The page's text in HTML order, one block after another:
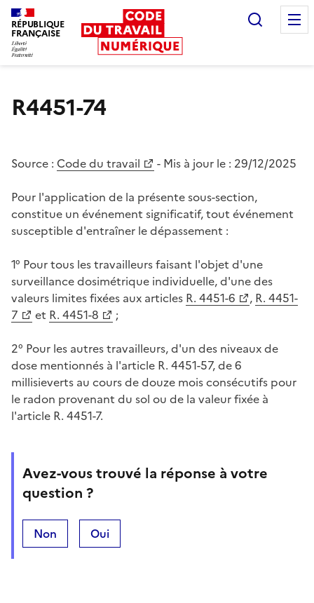
RÉPUBLIQUE
FRANÇAISE
R4451-74
Source : Code du travail - Mis à jour le : 29/12/2025
Pour l'application de la présente sous-section,
constitue un événement significatif, tout événement
susceptible d'entraîner le dépassement :
1° Pour tous les travailleurs faisant l'objet d'une
surveillance dosimétrique individuelle, d'une des
valeurs limites fixées aux articles R. 4451-6 , R. 4451-
7
et R. 4451-8
;
2° Pour les autres travailleurs, d'un des niveaux de
dose mentionnés à l'article R. 4451-57, de 6
millisieverts au cours de douze mois consécutifs pour
le radon provenant du sol ou de la valeur fixée à
l'article R. 4451-7.
Avez-vous trouvé la réponse à votre
question ?
Non Oui